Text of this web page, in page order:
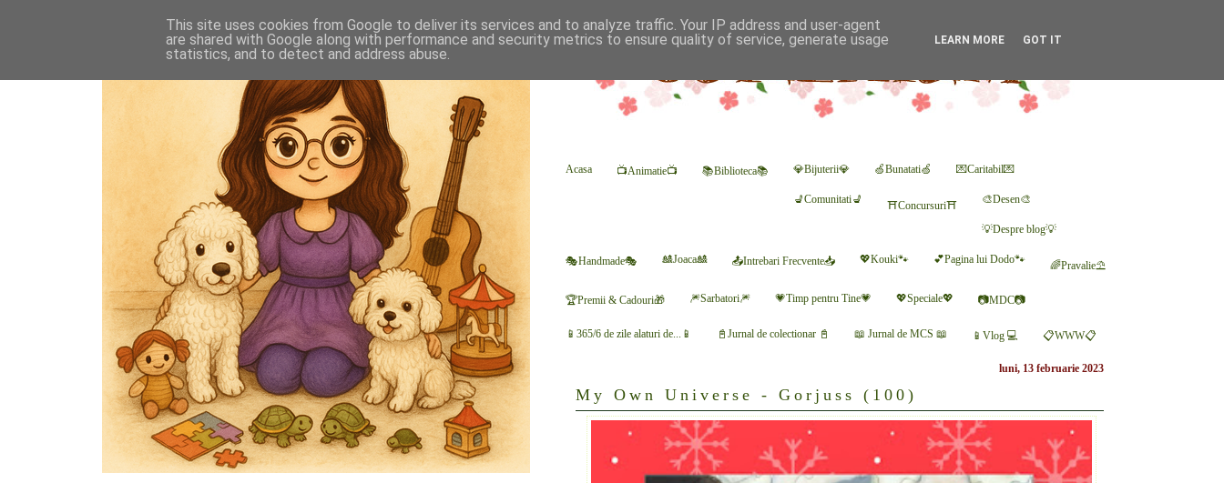
Acasa 📺Animatie📺 📚Biblioteca📚 💎Bijuterii💎 🍏Bunatati🍏 💌Caritabil💌
💺Comunitati💺 ⛩Concursuri⛩ 🎨Desen🎨
💡Despre blog💡
🎭Handmade🎭 🎎Joaca🎎 📤Intrebari Frecvente📥 💖Kouki🐾 💕Pagina lui Dodo🐾 🌈Pravalie⛱
🏆Premii & Cadouri🎁 🎆Sarbatori🎆 💗Timp pentru Tine💗 💖Speciale💖 📷MDC📷
📱365/6 de zile alaturi de...📱 📓Jurnal de colectionar 📓 📖 Jurnal de MCS 📖 📱Vlog 💻 📋WWW📋
luni, 13 februarie 2023
My Own Universe - Gorjuss (100)
This site uses cookies from Google to deliver its services and to analyze traffic. Your IP address and user-agent
are shared with Google along with performance and security metrics to ensure quality of service, generate usage
statistics, and to detect and address abuse.
LEARN MORE GOT IT